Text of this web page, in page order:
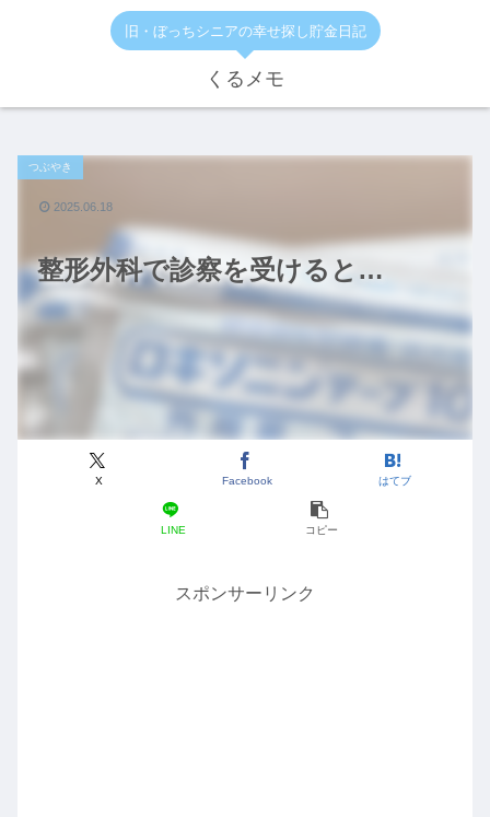
旧・ぼっちシニアの幸せ探し貯金日記
くるメモ
整形外科で診察を受けると…
つぶやき
X Facebook はてブ
LINE コピー
2025.06.18
スポンサーリンク